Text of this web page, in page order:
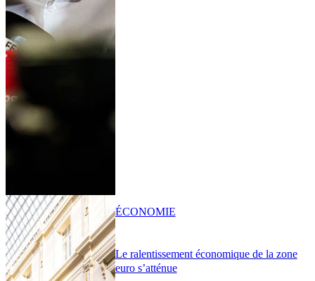
Le ralentissement économique de la zone
euro s’atténue
ÉCONOMIE